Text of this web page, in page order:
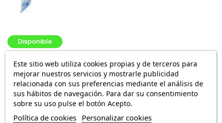
Disponible
Piloto intermitente delantero izquierdo Fiat
Seicento 46769168
Ref.: IPA 14308501
18,85 € 8,49 €Envío Peninsula
Este sitio web utiliza cookies propias y de terceros para
mejorar nuestros servicios y mostrarle publicidad
relacionada con sus preferencias mediante el análisis de
sus hábitos de navegación. Para dar su consentimiento
sobre su uso pulse el botón Acepto.
Política de cookies Personalizar cookies